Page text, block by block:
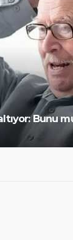
Bunu